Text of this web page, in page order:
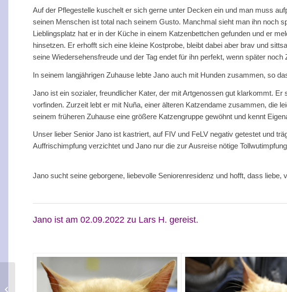
Auf der Pflegestelle kuschelt er sich gerne unter Decken ein und man muss
seinen Menschen ist total nach seinem Gusto. Manchmal sieht man ihn noch
Lieblingsplatz hat er in der Küche in einem Katzenbettchen gefunden und er
hinsetzen. Er erhofft sich eine kleine Kostprobe, bleibt dabei aber brav und
seine Wiedersehensfreude und der Tag endet für ihn perfekt, wenn später
In seinem langjährigen Zuhause lebte Jano auch mit Hunden zusammen, so
Jano ist ein sozialer, freundlicher Kater, der mit Artgenossen gut klarkommt.
vorfinden. Zurzeit lebt er mit Nuña, einer älteren Katzendame zusammen, die
seinem früheren Zuhause eine größere Katzengruppe gewöhnt und kennt
Unser lieber Senior Jano ist kastriert, auf FIV und FeLV negativ getestet und
Auffrischimpfung verzichtet und Jano nur die zur Ausreise nötige
Jano sucht seine geborgene, liebevolle Seniorenresidenz und hofft, dass
Jano ist am 02.09.2022 zu Lars H. gereist.